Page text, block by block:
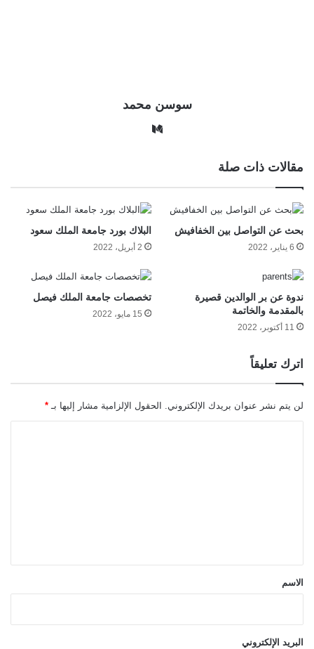
سوسن محمد
مقالات ذات صلة
بحث عن التواصل بين الخفافيش
6 يناير، 2022
البلاك بورد جامعة الملك سعود
2 أبريل، 2022
ندوة عن بر الوالدين قصيرة
بالمقدمة والخاتمة
11 أكتوبر، 2022
تخصصات جامعة الملك فيصل
15 مايو، 2022
اترك تعليقاً
لن يتم نشر عنوان بريدك الإلكتروني. الحقول الإلزامية مشار إليها بـ *
*الاسم
البريد الإلكتروني